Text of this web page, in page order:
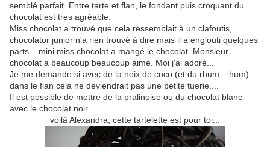
semblé parfait. Entre tarte et flan, le fondant puis croquant du
chocolat est tres agréable.
Miss chocolat a trouvé que cela ressemblait à un clafoutis,
chocolator junior n'a rien trouvé à dire mais il a englouti quelques
parts... mini miss chocolat a mangé le chocolat. Monsieur
chocolat a beaucoup beaucoup aimé. Moi j'ai adoré...
Je me demande si avec de la noix de coco (et du rhum... hum)
dans le flan cela ne deviendrait pas une petite tuerie....
Il est possible de mettre de la pralinoise ou du chocolat blanc
avec le chocolat noir.
voilà Alexandra, cette tartelette est pour toi...